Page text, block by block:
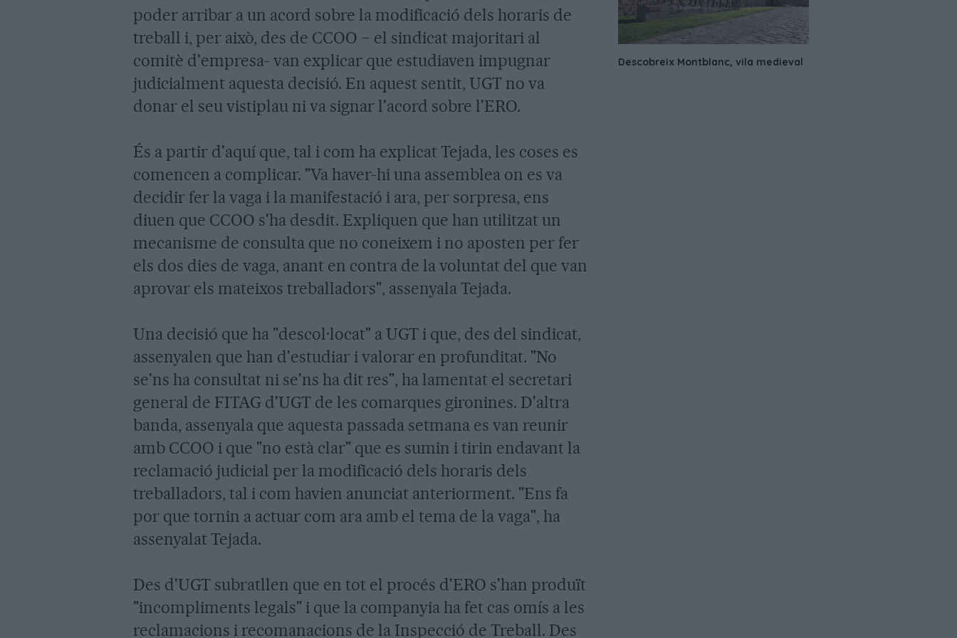
poder arribar a un acord sobre la modificació dels horaris de
treball i, per això, des de CCOO – el sindicat majoritari al
comitè d'empresa- van explicar que estudiaven impugnar
judicialment aquesta decisió. En aquest sentit, UGT no va
donar el seu vistiplau ni va signar l'acord sobre l'ERO.
És a partir d'aquí que, tal i com ha explicat Tejada, les coses es
comencen a complicar. "Va haver-hi una assemblea on es va
decidir fer la vaga i la manifestació i ara, per sorpresa, ens
diuen que CCOO s'ha desdit. Expliquen que han utilitzat un
mecanisme de consulta que no coneixem i no aposten per fer
els dos dies de vaga, anant en contra de la voluntat del que van
aprovar els mateixos treballadors", assenyala Tejada.
Una decisió que ha "descol·locat" a UGT i que, des del sindicat,
assenyalen que han d'estudiar i valorar en profunditat. "No
se'ns ha consultat ni se'ns ha dit res", ha lamentat el secretari
general de FITAG d'UGT de les comarques gironines. D'altra
banda, assenyala que aquesta passada setmana es van reunir
amb CCOO i que "no està clar" que es sumin i tirin endavant la
reclamació judicial per la modificació dels horaris dels
treballadors, tal i com havien anunciat anteriorment. "Ens fa
por que tornin a actuar com ara amb el tema de la vaga", ha
assenyalat Tejada.
Des d'UGT subratllen que en tot el procés d'ERO s'han produït
"incompliments legals" i que la companyia ha fet cas omís a les
reclamacions i recomanacions de la Inspecció de Treball. Des